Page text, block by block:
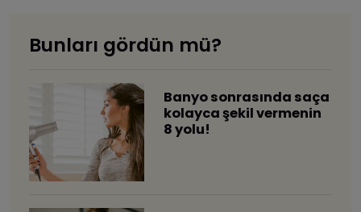
Bunları gördün mü?
​Banyo sonrasında saça
kolayca şekil vermenin
8 yolu!